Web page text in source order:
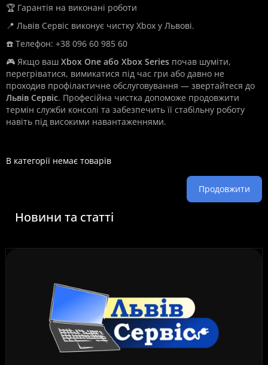
🏆 Гарантія на виконані роботи
📍 Львів Сервіс виконує чистку Xbox у Львові.
☎️ Телефон: +38 096 60 985 60
🎮 Якщо ваш Xbox One або Xbox Series почав шуміти,
перегріватися, вимикатися під час гри або давно не
проходив профілактичне обслуговування — звертайтеся до
Львів Сервіс. Професійна чистка допоможе продовжити
термін служби консолі та забезпечить її стабільну роботу
навіть під високими навантаженнями.
В категорії немає товарів
Продовжити
Новини та статті